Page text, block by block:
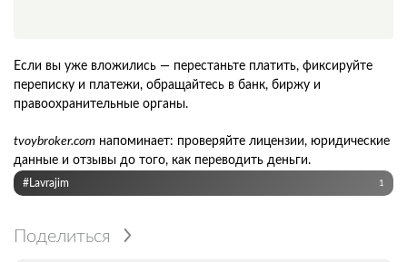
Если вы уже вложились — перестаньте платить, фиксируйте
переписку и платежи, обращайтесь в банк, биржу и
правоохранительные органы.
tvoybroker.com напоминает: проверяйте лицензии, юридические
данные и отзывы до того, как переводить деньги.
#Lavrajim 1
Поделиться